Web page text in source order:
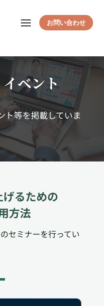
お問い合わせ
ベント
ト等を掲載していま
るための
方法
セミナーを行ってい